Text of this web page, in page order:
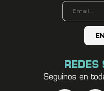
REDES
Seguinos en